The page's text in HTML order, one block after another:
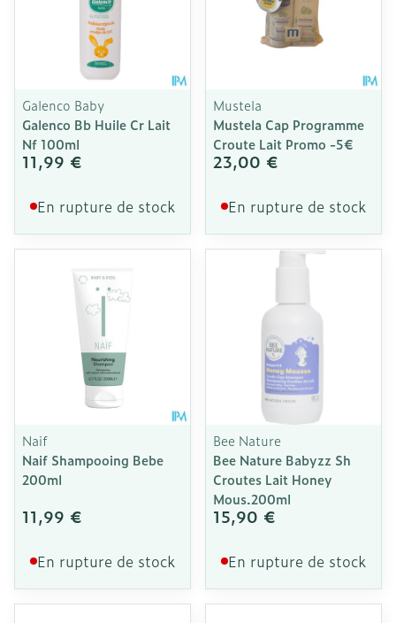
Galenco Baby
Galenco Bb Huile Cr Lait
Nf 100ml
11,99 €
En rupture de stock
Mustela
Mustela Cap Programme
Croute Lait Promo -5€
23,00 €
En rupture de stock
Naif
Naif Shampooing Bebe
200ml
11,99 €
En rupture de stock
Bee Nature
Bee Nature Babyzz Sh
Croutes Lait Honey
Mous.200ml
15,90 €
En rupture de stock